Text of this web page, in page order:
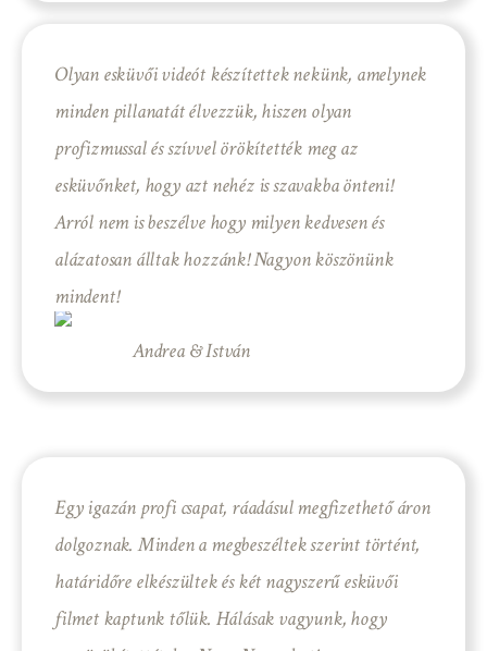
Olyan esküvői videót készítettek nekünk, amelynek
minden pillanatát élvezzük, hiszen olyan
profizmussal és szívvel örökítették meg az
esküvőnket, hogy azt nehéz is szavakba önteni!
Arról nem is beszélve hogy milyen kedvesen és
alázatosan álltak hozzánk! Nagyon köszönünk
mindent!
Andrea & István
Egy igazán profi csapat, ráadásul megfizethető áron
dolgoznak. Minden a megbeszéltek szerint történt,
határidőre elkészültek és két nagyszerű esküvői
filmet kaptunk tőlük. Hálásak vagyunk, hogy